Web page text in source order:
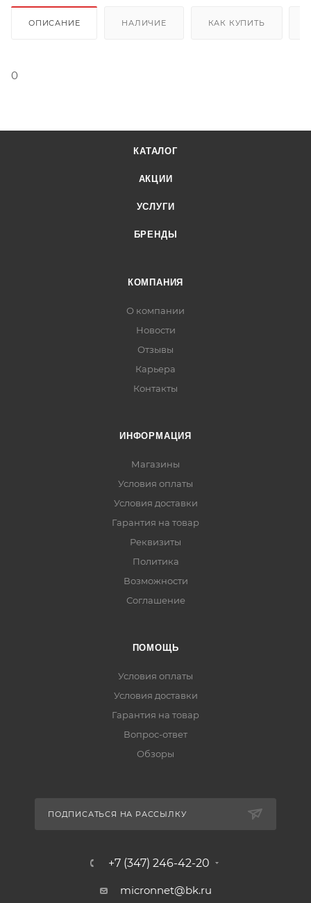
ОПИСАНИЕ НАЛИЧИЕ КАК КУПИТЬ
0
КАТАЛОГ
АКЦИИ
УСЛУГИ
БРЕНДЫ
КОМПАНИЯ
О компании
Новости
Отзывы
Карьера
Контакты
ИНФОРМАЦИЯ
Магазины
Условия оплаты
Условия доставки
Гарантия на товар
Реквизиты
Политика
Возможности
Соглашение
ПОМОЩЬ
Условия оплаты
Условия доставки
Гарантия на товар
Вопрос-ответ
Обзоры
ПОДПИСАТЬСЯ НА РАССЫЛКУ
+7 (347) 246-42-20
micronnet@bk.ru